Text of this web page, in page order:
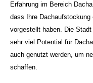
Erfahrung im Bereich
dass Ihre
vorgestellt haben. Die
sehr viel Potential für
auch genutzt werden, um
schaffen.